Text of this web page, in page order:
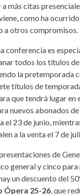
más citas
como ha
a otros compromisos.
conferencia es
todos los títulos
la pretemporada
títulos de
que tendrá lugar en
nuevos abonados de
el 23 de junio,
a la venta el 7 de
de
general y cinco para
un descuento del
Ópera 25-26, que